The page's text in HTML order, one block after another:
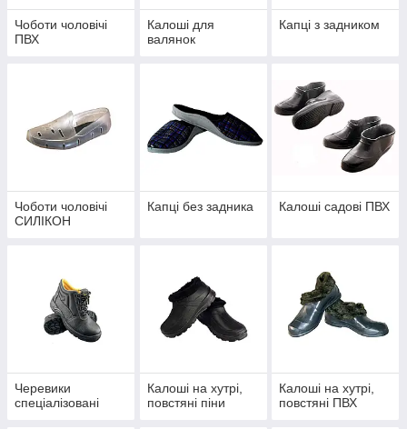
Чоботи чоловічі
ПВХ
Калоші для
валянок
Капці з задником
Чоботи чоловічі
СИЛІКОН
Капці без задника Калоші садові ПВХ
Черевики
спеціалізовані
Калоші на хутрі,
повстяні піни
Калоші на хутрі,
повстяні ПВХ